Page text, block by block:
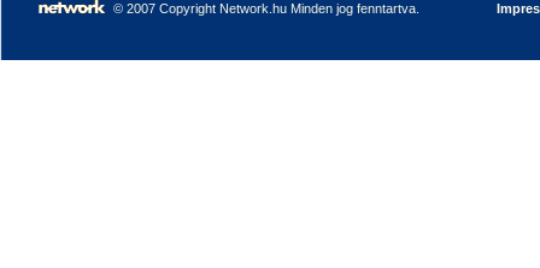
© 2007 Copyright Network.hu Minden jog fenntartva.